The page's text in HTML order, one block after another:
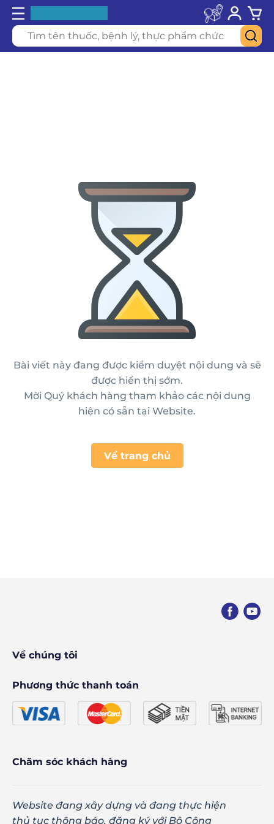
Bài viết này đang được kiểm duyệt nội dung và sẽ
được hiển thị sớm.
Mời Quý khách hàng tham khảo các nội dung
hiện có sẵn tại Website.
Về trang chủ
Về chúng tôi
Phương thức thanh toán
Chăm sóc khách hàng
Website đang xây dựng và đang thực hiện
thủ tục thông báo, đăng ký với Bộ Công